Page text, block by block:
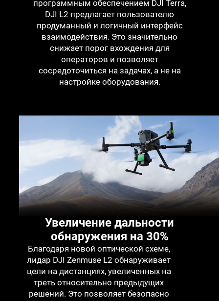
программным обеспечением DJI Terra,
DJI L2 предлагает пользователю
продуманный и логичный интерфейс
взаимодействия. Это значительно
снижает порог вхождения для
операторов и позволяет
сосредоточиться на задачах, а не на
настройке оборудования.
Рамочный LiDAR
Увеличение дальности
обнаружения на 30%
Благодаря новой оптической схеме,
лидар DJI Zenmuse L2 обнаруживает
цели на дистанциях, увеличенных на
треть относительно предыдущих
решений. Это позволяет безопасно